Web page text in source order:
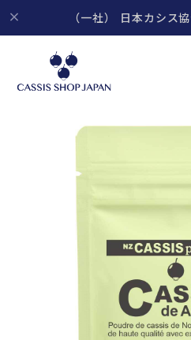
（一社） 日本カシス